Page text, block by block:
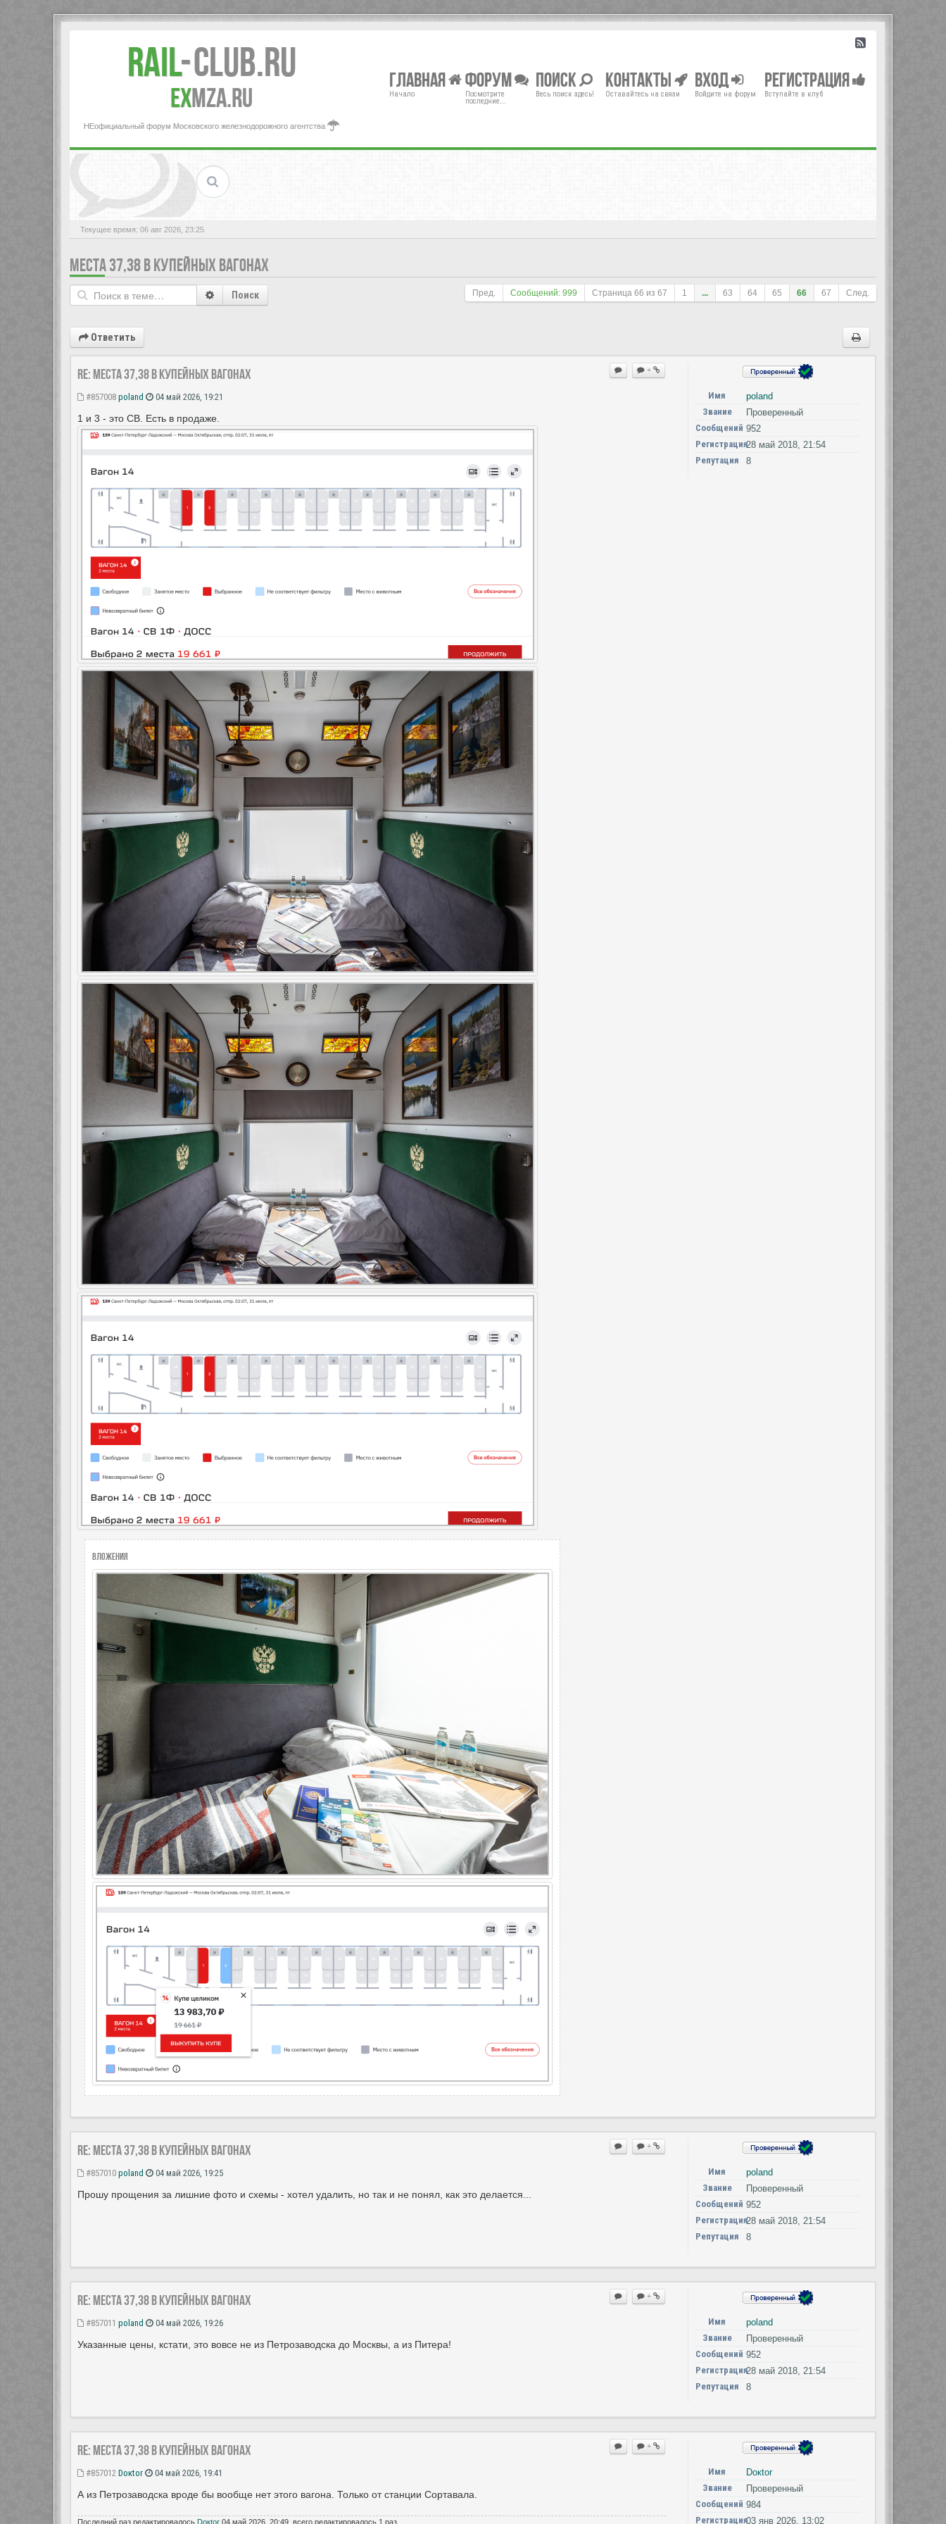
Rail-Club.RU
exMZA.RU
НЕофициальный форум Московского железнодорожного агентства
Главная
Начало
Форум
Посмотрите
последние...
Поиск
Весь поиск здесь!
Контакты
Оставайтесь на связи
Вход
Войдите на форум
Регистрация
Вступайте в клуб
Текущее время: 06 авг 2026, 23:25
МЕСТА 37,38 В КУПЕЙНЫХ ВАГОНАХ
Пред. Сообщений: 999 Страница 66 из 67 1 ... 63 64 65 66 67 След.
Поиск
Ответить
+
Re: Места 37,38 в купейных вагонах
#857008 poland 04 май 2026, 19:21
1 и 3 - это СВ. Есть в продаже.
Вложения
Имя
poland
Звание
Проверенный
Сообщений 952
Регистрация28 май 2018, 21:54
Репутация
8
+
Re: Места 37,38 в купейных вагонах
#857010 poland 04 май 2026, 19:25
Прошу прощения за лишние фото и схемы - хотел удалить, но так и не понял, как это делается...
Имя
poland
Звание
Проверенный
Сообщений 952
Регистрация28 май 2018, 21:54
Репутация
8
+
Re: Места 37,38 в купейных вагонах
#857011 poland 04 май 2026, 19:26
Указанные цены, кстати, это вовсе не из Петрозаводска до Москвы, а из Питера!
Имя
poland
Звание
Проверенный
Сообщений 952
Регистрация28 май 2018, 21:54
Репутация
8
+
Re: Места 37,38 в купейных вагонах
#857012 Doкtor 04 май 2026, 19:41
А из Петрозаводска вроде бы вообще нет этого вагона. Только от станции Сортавала.
Последний раз редактировалось Doкtor 04 май 2026, 20:49, всего редактировалось 1 раз.
Имя
Doкtor
Звание
Проверенный
Сообщений 984
Регистрация03 янв 2026, 13:02